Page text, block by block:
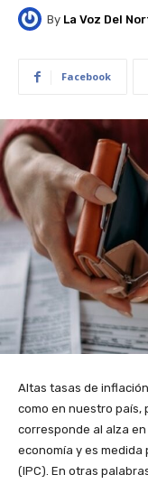
By La Voz Del
Facebook
Altas tasas de
como en nuestro país,
corresponde al alza
economía y es medida
(IPC). En otras